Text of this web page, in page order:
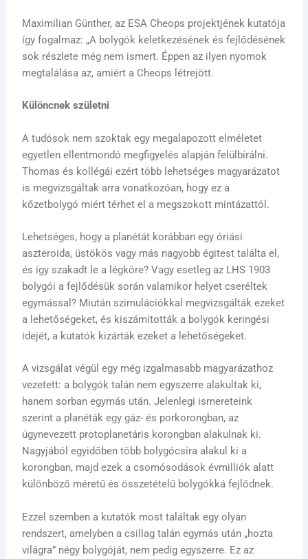
Maximilian Günther, az ESA Cheops projektjének kutatója
így fogalmaz: „A bolygók keletkezésének és fejlődésének
sok részlete még nem ismert. Éppen az ilyen nyomok
megtalálása az, amiért a Cheops létrejött.
Különcnek születni
A tudósok nem szoktak egy megalapozott elméletet
egyetlen ellentmondó megfigyelés alapján felülbírálni.
Thomas és kollégái ezért több lehetséges magyarázatot
is megvizsgáltak arra vonatkozóan, hogy ez a
kőzetbolygó miért térhet el a megszokott mintázattól.
Lehetséges, hogy a planétát korábban egy óriási
aszteroida, üstökös vagy más nagyobb égitest találta el,
és így szakadt le a légköre? Vagy esetleg az LHS 1903
bolygói a fejlődésük során valamikor helyet cseréltek
egymással? Miután szimulációkkal megvizsgálták ezeket
a lehetőségeket, és kiszámították a bolygók keringési
idejét, a kutatók kizárták ezeket a lehetőségeket.
A vizsgálat végül egy még izgalmasabb magyarázathoz
vezetett: a bolygók talán nem egyszerre alakultak ki,
hanem sorban egymás után. Jelenlegi ismereteink
szerint a planéták egy gáz- és porkorongban, az
úgynevezett protoplanetáris korongban alakulnak ki.
Nagyjából egyidőben több bolygócsíra alakul ki a
korongban, majd ezek a csomósodások évmilliók alatt
különböző méretű és összetételű bolygókká fejlődnek.
Ezzel szemben a kutatók most találtak egy olyan
rendszert, amelyben a csillag talán egymás után „hozta
világra” négy bolygóját, nem pedig egyszerre. Ez az